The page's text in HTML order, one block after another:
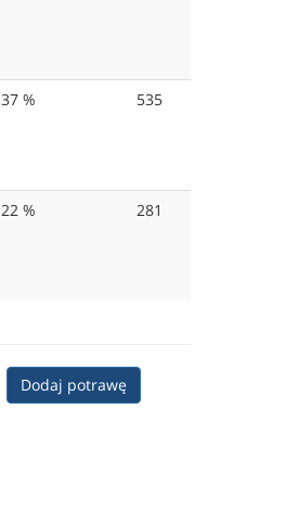
37 % 535
22 % 281
Dodaj potrawę